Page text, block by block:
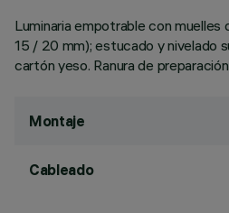
Luminaria empotrable con
15 / 20 mm); estucado y nivelado
cartón yeso. Ranura de
Montaje
Cableado